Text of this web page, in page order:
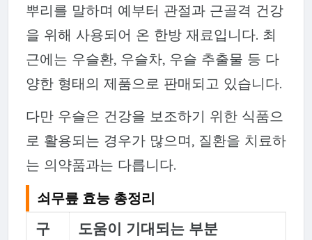
뿌리를 말하며 예부터 관절과 근골격 건강
을 위해 사용되어 온 한방 재료입니다. 최
근에는 우슬환, 우슬차, 우슬 추출물 등 다
양한 형태의 제품으로 판매되고 있습니다.
다만 우슬은 건강을 보조하기 위한 식품으
로 활용되는 경우가 많으며, 질환을 치료하
는 의약품과는 다릅니다.
쇠무릎 효능 총정리
구 도움이 기대되는 부분